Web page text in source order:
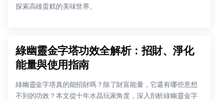
探索高雄蛋糕的美味世界。
綠幽靈金字塔功效全解析：招財、淨化
能量與使用指南
綠幽靈金字塔真的能招財嗎？除了財富能量，它還有哪些意想
不到的功效？本文從十年水晶玩家角度，深入剖析綠幽靈金字